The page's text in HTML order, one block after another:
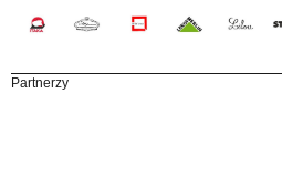
Partnerzy